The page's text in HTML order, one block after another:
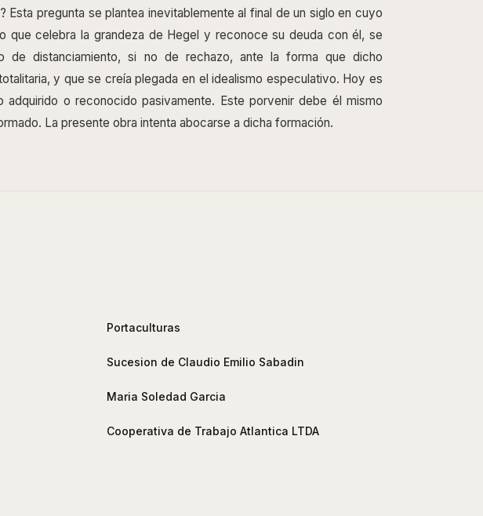
Esta pregunta se plantea inevitablemente al final de un siglo en cuyo
que celebra la grandeza de Hegel y reconoce su deuda con él, se
de distanciamiento, si no de rechazo, ante la forma que dicho
y que se creía plegada en el idealismo especulativo. Hoy es
o reconocido pasivamente. Este porvenir debe él mismo
La presente obra intenta abocarse a dicha formación.
Portaculturas
Sucesion de Claudio Emilio Sabadin
Maria Soledad Garcia
Cooperativa de Trabajo Atlantica LTDA